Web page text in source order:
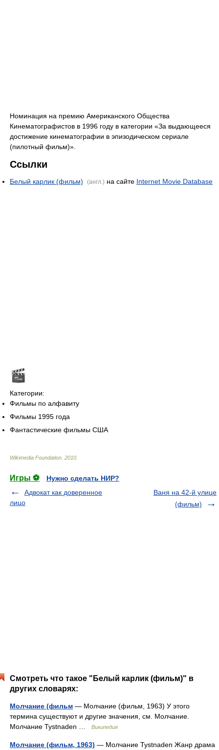
Номинация на премию Американского Общества
Кинематографистов в 1996 году в категории «За выдающееся
достижение кинематографии в эпизодическом сериале
(пилотный фильм)».
Ссылки
Белый карлик (фильм) (англ.) на сайте Internet Movie Database
Категории:
Фильмы по алфавиту
Фильмы 1995 года
Фантастические фильмы США
Wikimedia Foundation 2010
Игры ⚽
Нужно сделать НИР?
Адвокат как доверенное
лицо
Ваня на 42-й улице
(фильм)
Смотреть что такое "Белый карлик (фильм)" в
других словарях:
Молчание (фильм — Молчание (фильм, 1963) У этого
термина существуют и другие значения, см. Молчание.
Молчание Tystnaden …
Википедия
Молчание (фильм, 1963) — Молчание Tystnaden Жанр драма